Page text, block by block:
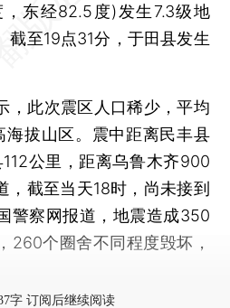
，东经82.5度)发生7.3级地
截至19点31分，于田县发生
此次震区人口稀少，平均
拔山区。震中距离民丰县
公里，距离乌鲁木齐900
，截至当天18时，尚未接到
警察网报道，地震造成350
260个圈舍不同程度毁坏，
字 订阅后继续阅读